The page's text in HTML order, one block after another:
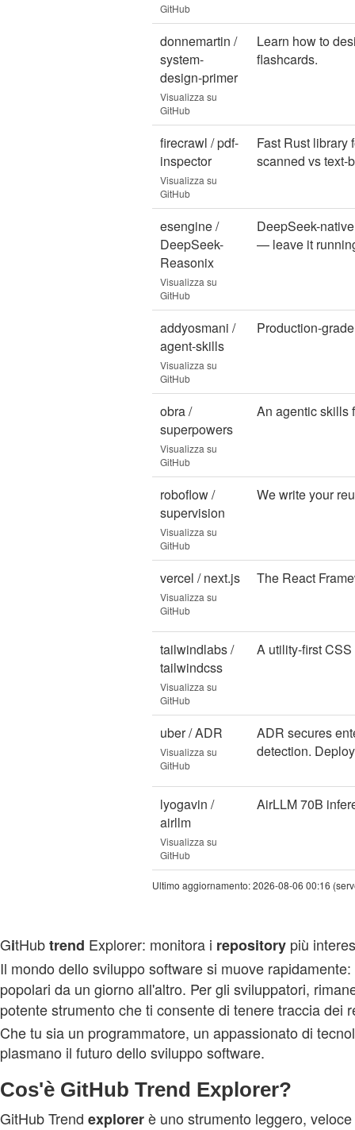
GitHub
donnemartin /
system-
design-primer
Visualizza su
GitHub
Learn how to
flashcards.
firecrawl / pdf-
inspector
Visualizza su
GitHub
Fast Rust library
scanned vs text-
esengine /
DeepSeek-
Reasonix
Visualizza su
GitHub
DeepSeek-
— leave it
addyosmani /
agent-skills
Visualizza su
GitHub
Production-
obra /
superpowers
Visualizza su
GitHub
An agentic skills
roboflow /
supervision
Visualizza su
GitHub
We write your
vercel / next.js
Visualizza su
GitHub
The React
tailwindlabs /
tailwindcss
Visualizza su
GitHub
A utility-first
uber / ADR
Visualizza su
GitHub
ADR secures
detection.
lyogavin /
airllm
Visualizza su
GitHub
AirLLM 70B
Ultimo aggiornamento: 2026-08-06 00:16
GitHubtrend Explorer: monitora i repository più
Il mondo dello sviluppo software si muove
popolari da un giorno all'altro. Per gli sviluppatori,
potente strumento che ti consente di tenere traccia dei
Che tu sia un programmatore, un appassionato di
plasmano il futuro dello sviluppo software.
Cos'è GitHub Trend Explorer?
GitHub Trend explorerè uno strumento leggero,